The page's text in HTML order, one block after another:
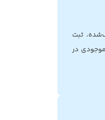
تعریف‌شده، ثبت
در